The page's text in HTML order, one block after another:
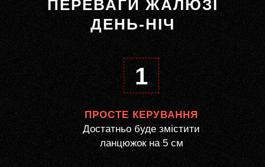
ПЕРЕВАГИ ЖАЛЮЗІ
ДЕНЬ-НІЧ
1
ПРОСТЕ КЕРУВАННЯ
Достатньо буде змістити
ланцюжок на 5 см